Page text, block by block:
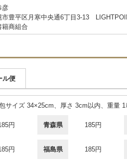
彦
市豊平区月寒中央通6丁目3-13
籍商組合
ル便
サイズ 34×25cm、厚さ 3cm以内、重量 1
円 青森県 185円
円 福島県 185円